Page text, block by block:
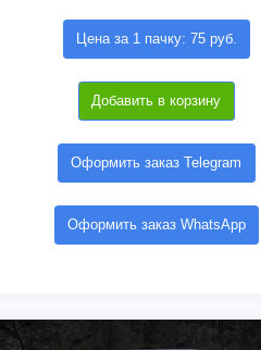
Цена за 1 пачку: 75 руб.
Добавить в корзину
Оформить заказ Telegram
Оформить заказ WhatsApp